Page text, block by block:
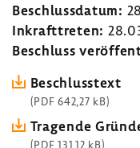
Beschluss­datum:
Inkraft­treten:
Beschluss
Beschluss­text
(PDF 642,27 kB)
Tragende
(PDF 131,12 kB)